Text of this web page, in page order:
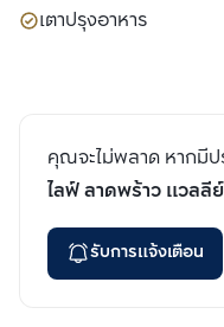
เตาปรุงอาหาร
คุณจะไม่พลาด หากมีป
ไลฟ์ ลาดพร้าว แวลลีย์
รับการแจ้งเตือน